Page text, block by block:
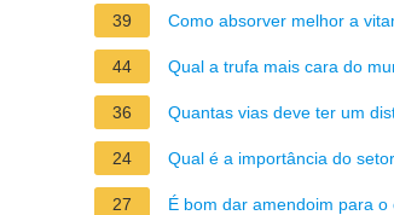
39 Como absorver melhor a
44 Qual a trufa mais cara do
36 Quantas vias deve ter um
24 Qual é a importância do
27 É bom dar amendoim para o